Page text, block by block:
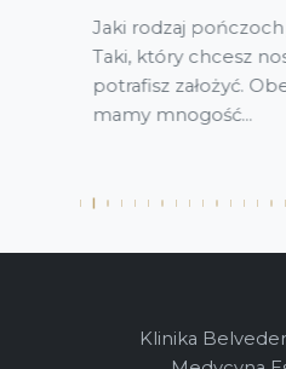
Jaki rodzaj
Taki, który chcesz
potrafisz założyć.
mamy mnogość...
Klinika